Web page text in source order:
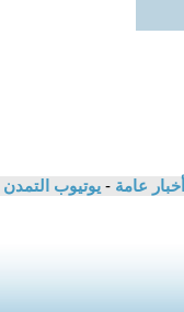
أخبار عامة - يوتيوب التمدن